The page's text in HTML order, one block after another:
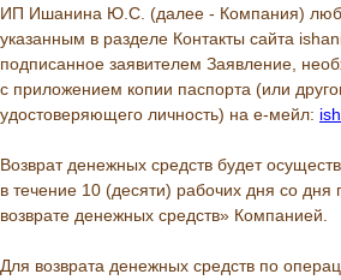
ИП Ишанина Ю.С. (далее - Компания)
указанным в разделе Контакты сайта
подписанное заявителем Заявление,
с приложением копии паспорта (или
удостоверяющего личность) на е-мейл:
Возврат денежных средств будет
в течение 10 (десяти) рабочих дня со
возврате денежных средств» Компанией.
Для возврата денежных средств по